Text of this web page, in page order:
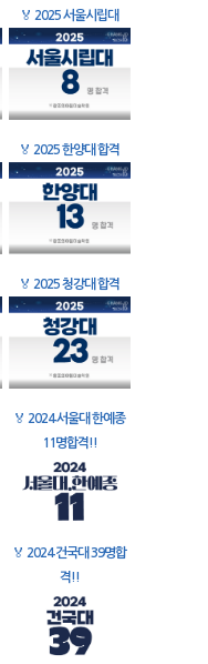
🏅 2025 서울시립대
🏅 2025 한양대 합격
🏅 2025 청강대 합격
🏅 2024 서울대 한예종
11명합격!!
🏅 2024 건국대 39명합
격!!